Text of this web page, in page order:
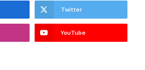
Twitter
YouTube